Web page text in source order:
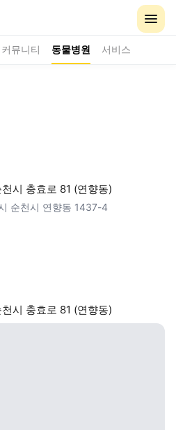
커뮤니티 동물병원 서비스
시 충효로 81 (연향동)
순천시 연향동 1437-4
시 충효로 81 (연향동)